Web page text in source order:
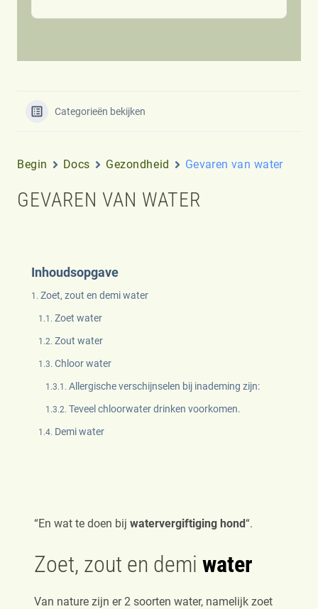
Categorieën bekijken
Begin Docs Gezondheid Gevaren van water
GEVAREN VAN WATER
Inhoudsopgave
Zoet, zout en demi water
Zoet water
Zout water
Chloor water
Allergische verschijnselen bij inademing zijn:
Teveel chloorwater drinken voorkomen.
Demi water
“En wat te doen bij watervergiftiging hond“.
Zoet, zout en demi water
Van nature zijn er 2 soorten water, namelijk zoet